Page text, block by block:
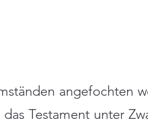
angefochten
Testament unter